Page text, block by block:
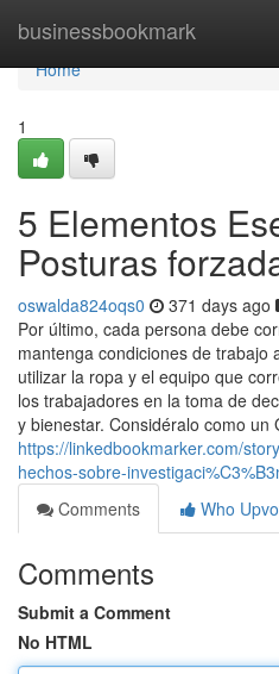
businessbookmark
Home
Home
1
5 Elementos
Posturas
oswalda824oqs0 371 days ago
Por último, cada persona debe
mantenga condiciones de trabajo
utilizar la ropa y el equipo que
los trabajadores en la toma de
y bienestar. Considéralo como un
https://linkedbookmarker.com/
hechos-sobre-
Comments
Who
Comments
Submit a Comment
No HTML